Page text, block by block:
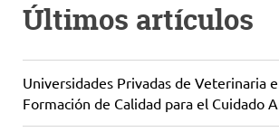
Últimos artículos
Universidades Privadas de Veterinaria
Formación de Calidad para el Cuidado